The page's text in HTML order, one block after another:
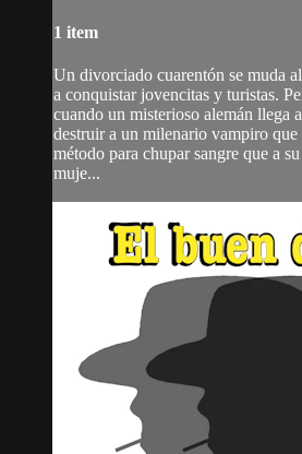
1 item
Un divorciado cuarentón se muda
a conquistar jovencitas y turistas.
cuando un misterioso alemán llega
destruir a un milenario vampiro
método para chupar sangre que a
muje...